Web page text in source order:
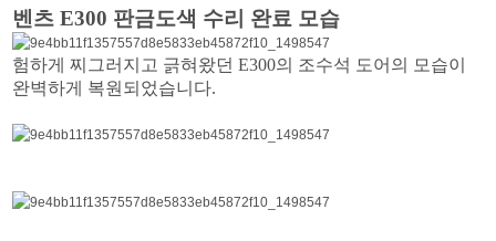
벤츠 E300 판금도색 수리 완료 모습
험하게 찌그러지고 긁혀왔던 E300의 조수석 도어의 모습이
완벽하게 복원되었습니다.